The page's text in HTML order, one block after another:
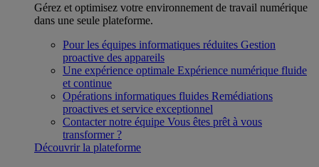
Gérez et optimisez votre environnement de travail numérique
dans une seule plateforme.
Pour les équipes informatiques réduites Gestion
proactive des appareils
Une expérience optimale Expérience numérique fluide
et continue
Opérations informatiques fluides Remédiations
proactives et service exceptionnel
Contacter notre équipe Vous êtes prêt à vous
transformer ?
Découvrir la plateforme